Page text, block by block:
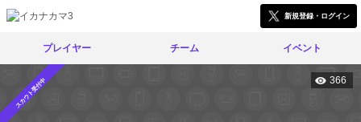
新規登録・ログイン
プレイヤー チーム イベント
スカウト受付中 366